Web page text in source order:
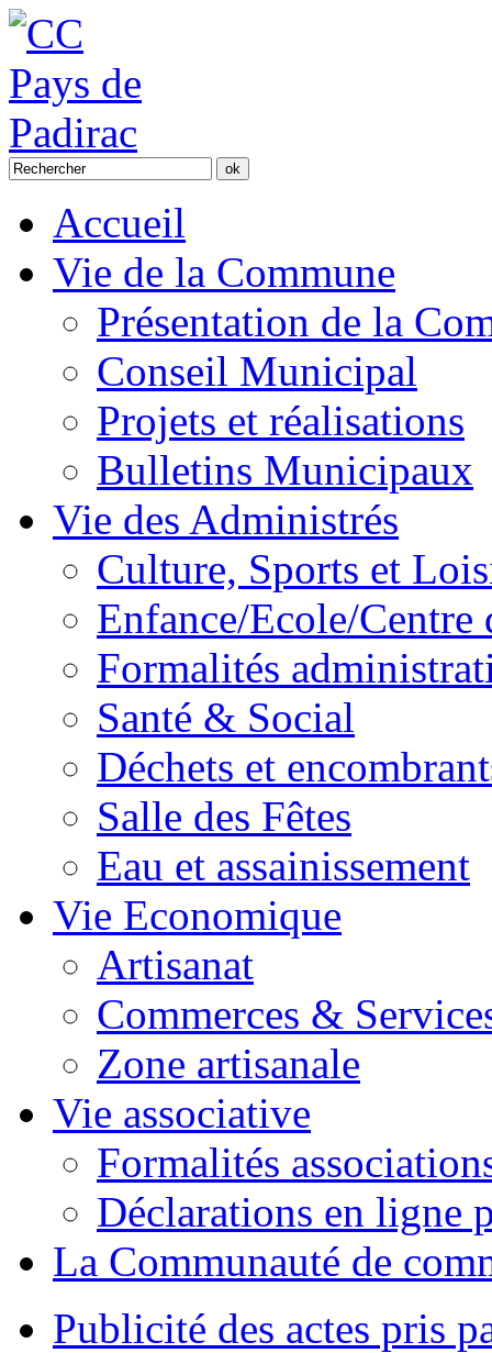
Accueil
Vie de la Commune
Présentation de la
Conseil Municipal
Projets et réalisations
Bulletins Municipaux
Vie des Administrés
Culture, Sports et
Enfance/Ecole/Centre
Formalités
Santé & Social
Déchets et
Salle des Fêtes
Eau et assainissement
Vie Economique
Artisanat
Commerces &
Zone artisanale
Vie associative
Formalités
Déclarations en ligne
La Communauté de
Publicité des actes pris